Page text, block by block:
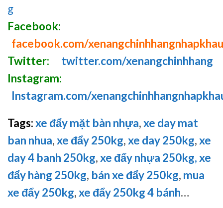
g
Facebook:
facebook.com/xenangchinhhangnhapkhau
Twitter:
twitter.com/xenangchinhhang
Instagram:
Instagram.com/
Tags:xe đẩy mặt bàn nhựa,xe day mat
ban nhua,xe đẩy 250kg,xe day 250kg,xe
day 4 banh 250kg,xe đẩy nhựa 250kg,xe
đẩy hàng 250kg, bán xe đẩy 250kg, mua
xe đẩy 250kg,xe đẩy 250kg 4 bánh…